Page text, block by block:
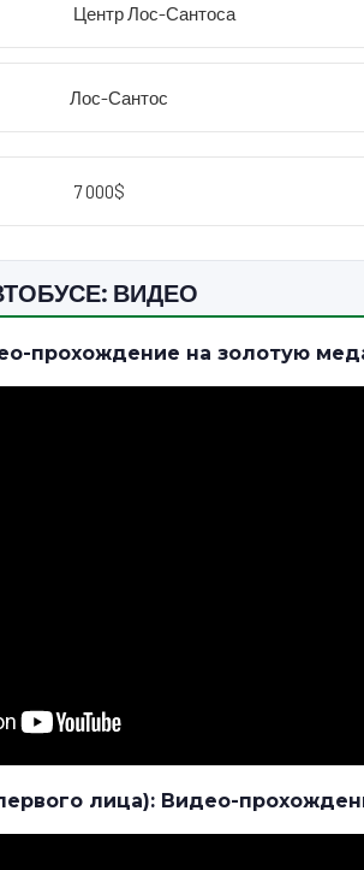
Центр Лос-Сантоса
Лос-Сантос
7 000$
ВИДЕО
прохождение на золотую
лица): Видео-